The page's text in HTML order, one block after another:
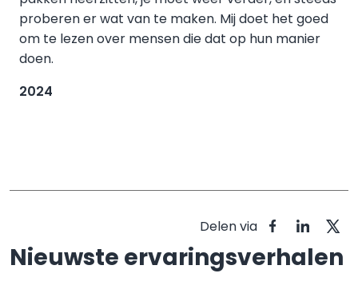
proberen er wat van te maken. Mij doet het goed
om te lezen over mensen die dat op hun manier
doen.
2024
Delen via
Nieuwste ervaringsverhalen